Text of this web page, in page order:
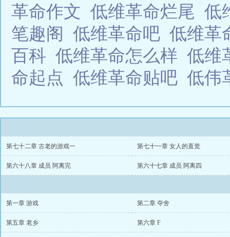
革命作文 低维革命烂尾 低
笔趣阁 低维革命吧 低维
百科 低维革命怎么样 低维
命起点 低维革命贴吧 低
第七十二章 古老的游戏一 第七十一章 女人的直觉
第六十八章 成员 阿离完 第六十七章 成员 阿离四
第一章 游戏 第二章 夺舍
第五章 老乡 第六章 F